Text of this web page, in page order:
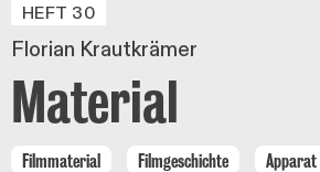
HEFT 30
Florian Krautkrämer
Material
Filmmaterial Filmgeschichte Apparat